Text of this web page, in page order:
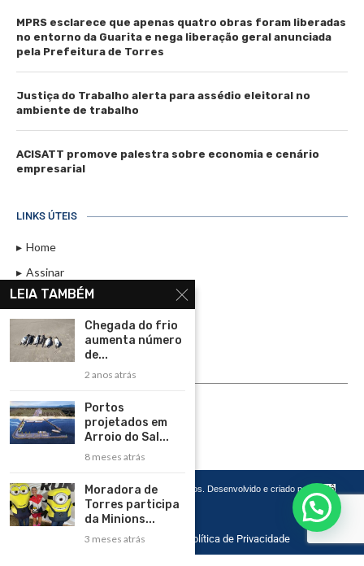
MPRS esclarece que apenas quatro obras foram liberadas
no entorno da Guarita e nega liberação geral anunciada
pela Prefeitura de Torres
Justiça do Trabalho alerta para assédio eleitoral no
ambiente de trabalho
ACISATT promove palestra sobre economia e cenário
empresarial
LINKS ÚTEIS
Home
Assinar
Contato
Política de Privacidade
Rádio Maristela - Ao Vivo
ASSINE
Copyright 2026 – Todos os Direitos Reservados. Desenvolvido e criado por
Cadô
Agência de Marketing
Home Contato Política de Privacidade
LEIA TAMBÉM
Chegada do frio
aumenta número
de...
2 anos atrás
Portos
projetados em
Arroio do Sal...
8 meses atrás
Moradora de
Torres participa
da Minions...
3 meses atrás